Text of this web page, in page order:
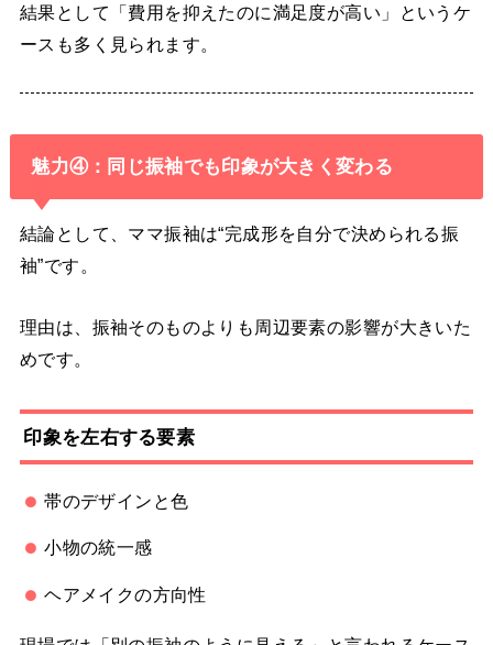
結果として「費用を抑えたのに満足度が高い」というケ
ースも多く見られます。
魅力④：同じ振袖でも印象が大きく変わる
結論として、ママ振袖は“完成形を自分で決められる振
袖”です。
理由は、振袖そのものよりも周辺要素の影響が大きいた
めです。
印象を左右する要素
帯のデザインと色
小物の統一感
ヘアメイクの方向性